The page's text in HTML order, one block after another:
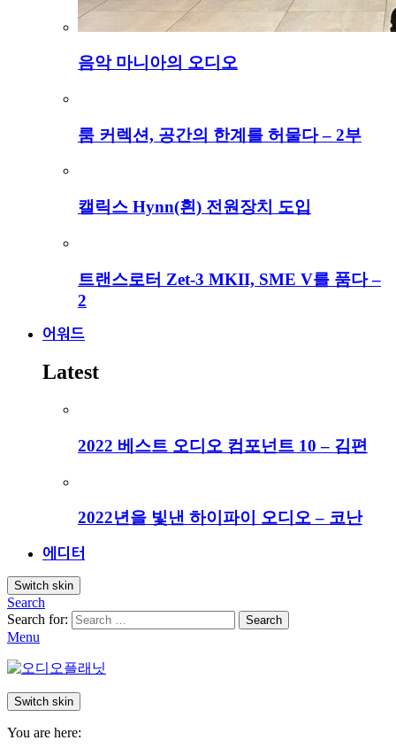
음악 마니아의 오디오
룸 커렉션, 공간의 한계를 허물다 – 2부
캘릭스 Hynn(흰) 전원장치 도입
트랜스로터 Zet-3 MKII, SME V를 품다 –
2
어워드
Latest
2022 베스트 오디오 컴포넌트 10 – 김편
2022년을 빛낸 하이파이 오디오 – 코난
에디터
Switch skin
Search
Search for:
Search
Menu
Switch skin
You are here: